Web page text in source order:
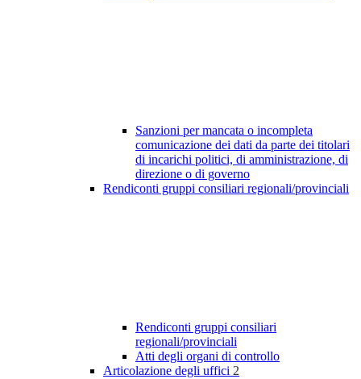
Sanzioni per mancata o incompleta
comunicazione dei dati da parte dei titolari
di incarichi politici, di amministrazione, di
direzione o di governo
Rendiconti gruppi consiliari regionali/provinciali
Rendiconti gruppi consiliari
regionali/provinciali
Atti degli organi di controllo
Articolazione degli uffici 2